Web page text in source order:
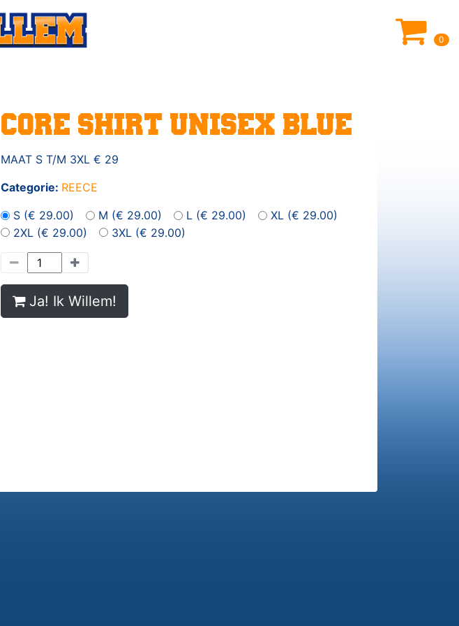
0
CORE SHIRT UNISEX BLUE
MAAT S T/M 3XL € 29
Categorie: REECE
S (€ 29.00)
M (€ 29.00) L (€ 29.00)
XL (€ 29.00)
2XL (€ 29.00)
3XL (€ 29.00)
Ja! Ik Willem!